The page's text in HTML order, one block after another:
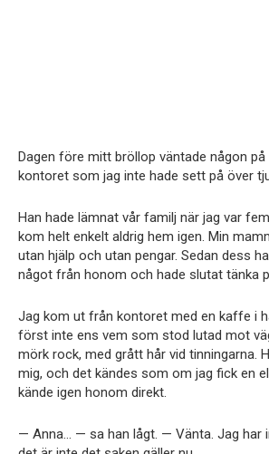
Dagen före mitt bröllop väntade någon
kontoret som jag inte hade sett på över
Han hade lämnat vår familj när jag var
kom helt enkelt aldrig hem igen. Min
utan hjälp och utan pengar. Sedan dess
något från honom och hade slutat tänka
Jag kom ut från kontoret med en kaffe i
först inte ens vem som stod lutad mot
mörk rock, med grått hår vid tinningarna.
mig, och det kändes som om jag fick en
kände igen honom direkt.
— Anna… — sa han lågt. — Vänta. Jag har